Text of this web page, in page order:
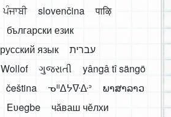
ਪੰਜਾਬੀ slovenčina
पाऴि
български език
русский язык
עברית
Wollof ગુજરાતી
yângâ tî sängö
čeština ᓀᐦᐃᔭᐍᐏᐣ
ພາສາລາວ
Eʋegbe
чӑваш чӗлхи